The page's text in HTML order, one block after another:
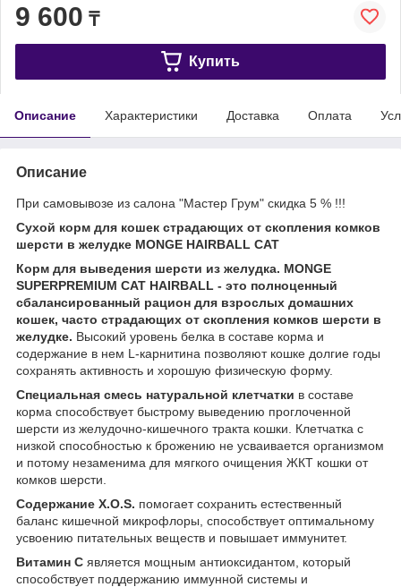
9 600 ₸
Купить
Описание Характеристики Доставка Оплата
Описание
При самовывозе из салона "Мастер Грум" скидка 5 % !!!
Сухой корм для кошек страдающих от скопления комков
шерсти в желудке MONGE HAIRBALL CAT
Корм для выведения шерсти из желудка. MONGE
SUPERPREMIUM CAT HAIRBALL - это полноценный
сбалансированный рацион для взрослых домашних
кошек, часто страдающих от скопления комков шерсти в
желудке. Высокий уровень белка в составе корма и
содержание в нем L-карнитина позволяют кошке долгие годы
сохранять активность и хорошую физическую форму.
Специальная смесь натуральной клетчатки в составе
корма способствует быстрому выведению проглоченной
шерсти из желудочно-кишечного тракта кошки. Клетчатка с
низкой способностью к брожению не усваивается организмом
и потому незаменима для мягкого очищения ЖКТ кошки от
комков шерсти.
Содержание X.O.S. помогает сохранить естественный
баланс кишечной микрофлоры, способствует оптимальному
усвоению питательных веществ и повышает иммунитет.
Витамин С является мощным антиоксидантом, который
способствует поддержанию иммунной системы и